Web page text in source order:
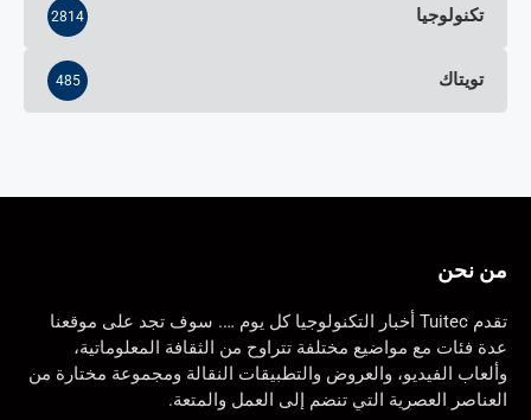
تكنولوجيا 2814
تويتاك 485
من نحن
تقدم Tuitec أخبار التكنولوجيا كل يوم …. سوف تجد على موقعنا
عدة فئات مع مواضيع مختلفة تتراوح من الثقافة المعلوماتية،
وألعاب الفيديو، والعروض والتطبيقات النقالة ومجموعة مختارة من
العناصر العصرية التي تنضم إلى العمل والمتعة.